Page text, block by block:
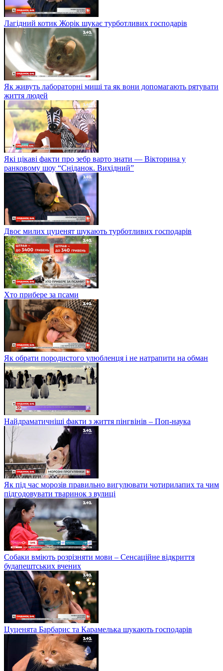
Лагідний котик Жорік шукає турботливих господарів
Як живуть лабораторні миші та як вони допомагають рятувати
життя людей
Які цікаві факти про зебр варто знати — Вікторина у
ранковому шоу “Сніданок. Вихідний”
Двоє милих цуценят шукають турботливих господарів
Хто прибере за псами
Як обрати породистого улюбленця і не натрапити на обман
Найдраматичніші факти з життя пінгвінів – Поп-наука
Як під час морозів правильно вигулювати чотирилапих та чим
підгодовувати тваринок з вулиці
Собаки вміють розрізняти мови – Сенсаційне відкриття
будапештських вчених
Цуценята Барбарис та Карамелька шукають господарів